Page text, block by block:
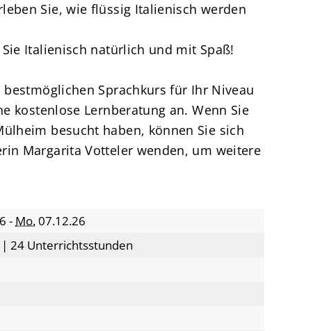
Sie, wie flüssig Italienisch werden
Italienisch natürlich und mit Spaß!
Sprachkurs für Ihr Niveau
kostenlose Lernberatung an. Wenn Sie
besucht haben, können Sie sich
Margarita Votteler wenden, um weitere
- Mo.07.12.26
24 Unterrichtsstunden